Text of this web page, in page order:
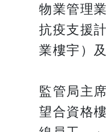
物業管理
抗疫支援
業樓宇）
監管局主
望合資格